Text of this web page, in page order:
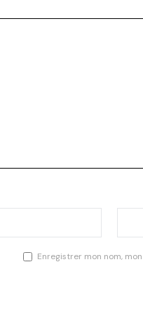
Enregistrer mon nom,